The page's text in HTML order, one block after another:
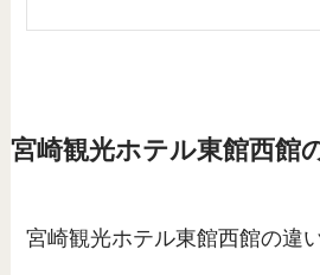
宮崎観光ホテル東館西館
宮崎観光ホテル東館西館の違